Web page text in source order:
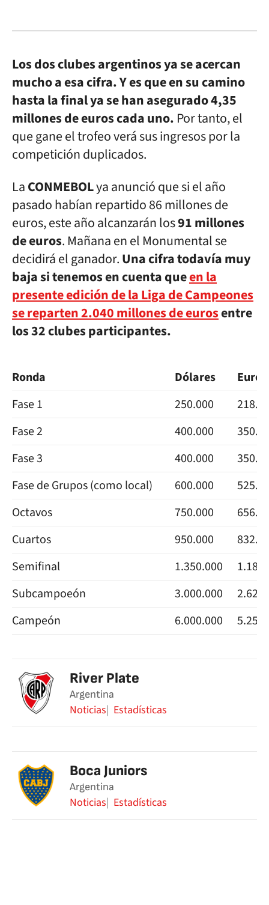
Los dos clubes argentinos ya se acercan
mucho a esa cifra. Y es que en su camino
hasta la final ya se han asegurado 4,35
millones de euros cada uno. Por tanto, el
que gane el trofeo verá sus ingresos por la
competición duplicados.
LaCONMEBOLya anunció que si el año
pasado habían repartido 86 millones de
euros, este año alcanzarán los91 millones
de euros. Mañana en el Monumental se
decidirá el ganador.Una cifra todavía muy
baja si tenemos en cuenta queen la
presente edición de la Liga de Campeones
se reparten 2.040 millones de eurosentre
los 32 clubes participantes.
Ronda Dólares
Euros
Fase 1
250.000
Fase 2
400.000
Fase 3
400.000
Fase de Grupos (como local)
600.000
Octavos
750.000
Cuartos
950.000
Semifinal
1.350.000
Subcampoeón
3.000.000
Campeón
6.000.000
River Plate
Argentina
Noticias Estadísticas
Boca Juniors
Argentina
Noticias Estadísticas